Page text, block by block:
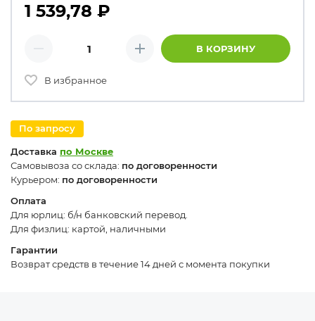
1 539,78 ₽
Плюс В КОРЗИНУ
В избранное
По запросу
Доставка по Москве
Самовывоза со склада: по договоренности
Курьером: по договоренности
Оплата
Для юрлиц: б/н банковский перевод.
Для физлиц: картой, наличными
Гарантии
Возврат средств в течение 14 дней с момента покупки